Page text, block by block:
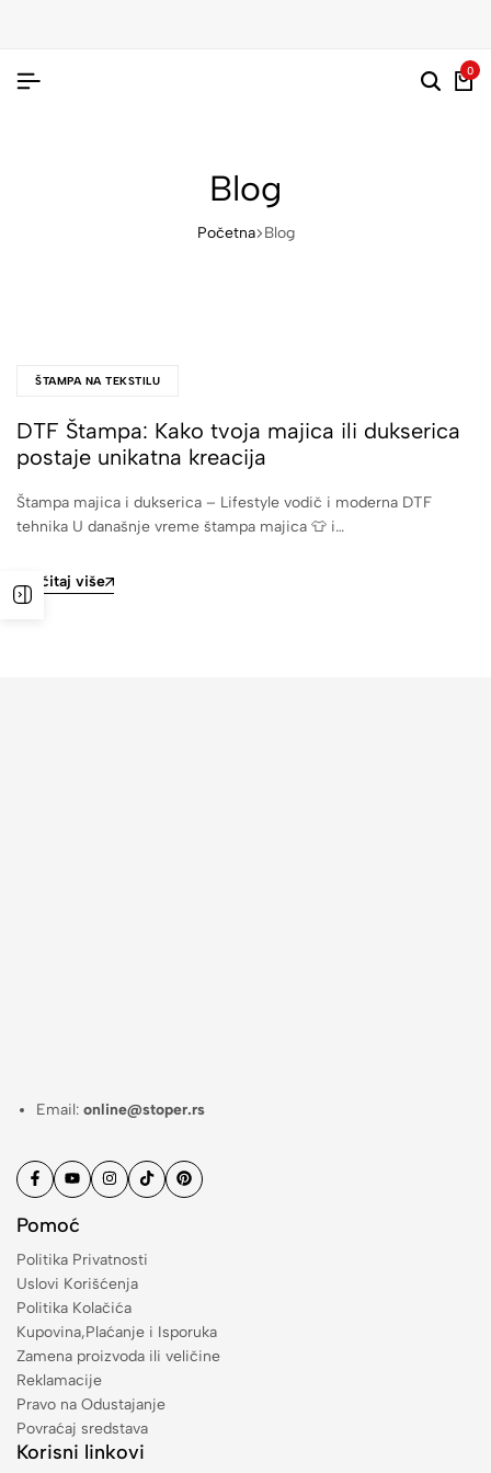
0
Blog
Početna Blog
ŠTAMPA NA TEKSTILU
DTF Štampa: Kako tvoja majica ili dukserica
postaje unikatna kreacija
Štampa majica i dukserica – Lifestyle vodič i moderna DTF
tehnika U današnje vreme štampa majica 👕 i…
Pročitaj više
Email:online@stoper.rs
Pomoć
Politika Privatnosti
Uslovi Korišćenja
Politika Kolačića
Kupovina,Plaćanje i Isporuka
Zamena proizvoda ili veličine
Reklamacije
Pravo na Odustajanje
Povraćaj sredstava
Korisni linkovi